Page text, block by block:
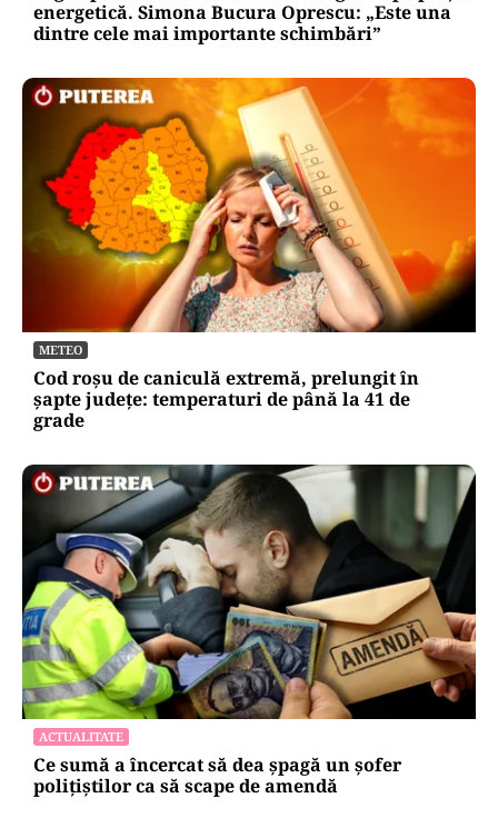
energetică. Simona Bucura Oprescu: „Este una
dintre cele mai importante schimbări”
METEO
Cod roșu de caniculă extremă, prelungit în
șapte județe: temperaturi de până la 41 de
grade
ACTUALITATE
Ce sumă a încercat să dea șpagă un șofer
polițiștilor ca să scape de amendă